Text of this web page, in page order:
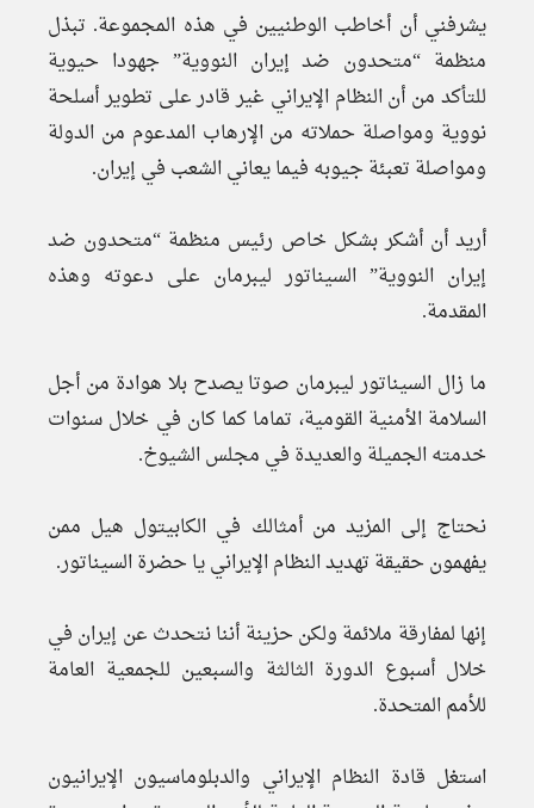
يشرفني أن أخاطب الوطنيين في هذه المجموعة. تبذل
منظمة “متحدون ضد إيران النووية” جهودا حيوية
للتأكد من أن النظام الإيراني غير قادر على تطوير أسلحة
نووية ومواصلة حملاته من الإرهاب المدعوم من الدولة
ومواصلة تعبئة جيوبه فيما يعاني الشعب في إيران.
أريد أن أشكر بشكل خاص رئيس منظمة “متحدون ضد
إيران النووية” السيناتور ليبرمان على دعوته وهذه
المقدمة.
ما زال السيناتور ليبرمان صوتا يصدح بلا هوادة من أجل
السلامة الأمنية القومية، تماما كما كان في خلال سنوات
خدمته الجميلة والعديدة في مجلس الشيوخ.
نحتاج إلى المزيد من أمثالك في الكابيتول هيل ممن
يفهمون حقيقة تهديد النظام الإيراني يا حضرة السيناتور.
إنها لمفارقة ملائمة ولكن حزينة أننا نتحدث عن إيران في
خلال أسبوع الدورة الثالثة والسبعين للجمعية العامة
للأمم المتحدة.
استغل قادة النظام الإيراني والدبلوماسيون الإيرانيون